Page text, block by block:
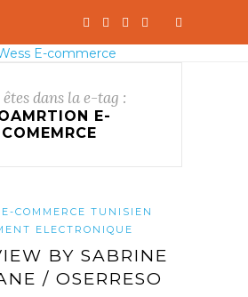
êtes dans la e-tag :
E-
COMEMRCE
E-COMMERCE TUNISIEN
ELECTRONIQUE
BY SABRINE
/ OSERRESO